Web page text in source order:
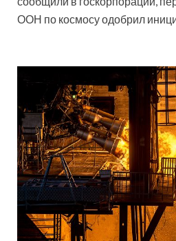
ООН по космосу одобрил